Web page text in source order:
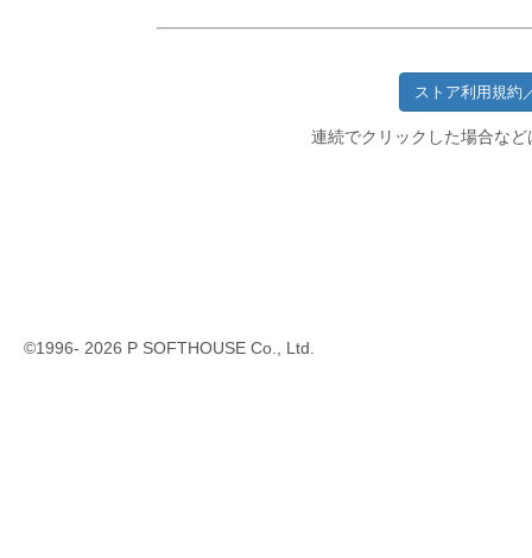
連続でクリックした場合な
©1996- 2026 P SOFTHOUSE Co., Ltd.